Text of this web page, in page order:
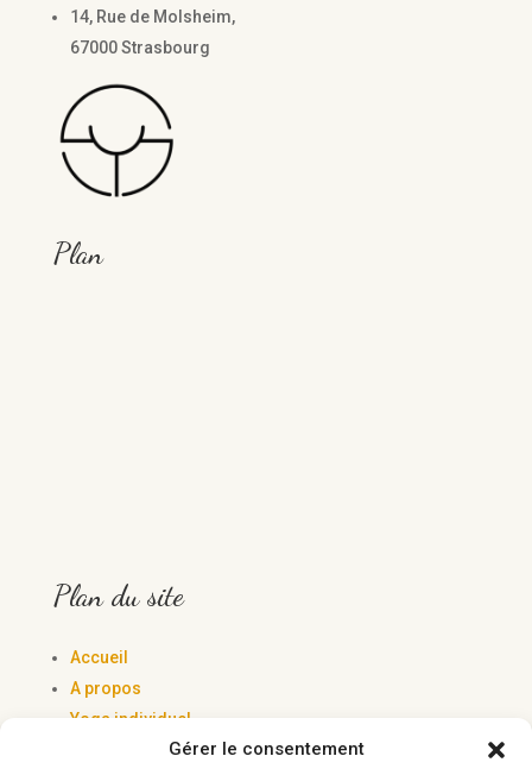
Gérer le consentement
14, Rue de Molsheim,
67000 Strasbourg
Plan
Plan du site
Accueil
A propos
Yoga individuel
Yoga Collectif